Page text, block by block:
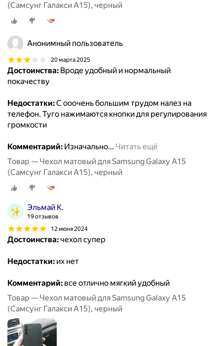
(Самсунг Галакси А15), черный
Анонимный пользователь
20 марта 2025
Достоинства: Вроде удобный и нормальный
покачеству
Недостатки:С ооочень большим трудом налез на
телефон. Туго нажимаются кнопки для регулирования
громкости
Комментарий: Изначально… Читать ещё
Товар — Чехол матовый для Samsung Galaxy A15
(Самсунг Галакси А15), черный
Эльмай К.
19 отзывов
12 июня 2024
Достоинства: чехол супер
Недостатки: их нет
Комментарий: все отлично мягкий удобный
Товар — Чехол матовый для Samsung Galaxy A15
(Самсунг Галакси А15), черный